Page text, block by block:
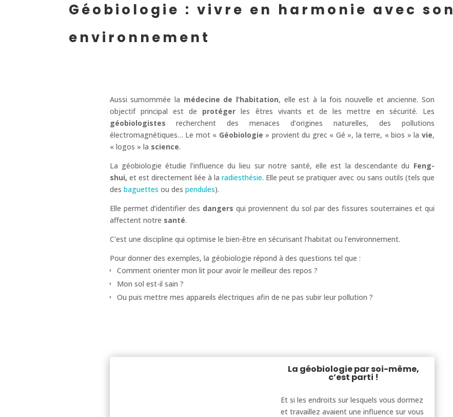
Géobiologie : vivre en harmonie avec son
environnement
Aussi surnommée la médecine de l’habitation, elle est à la fois nouvelle et ancienne. Son
objectif principal est de protéger les êtres vivants et de les mettre en sécurité. Les
géobiologistes recherchent des menaces d’origines naturelles, des pollutions
électromagnétiques… Le mot « Géobiologie » provient du grec « Gé », la terre, « bios » la vie,
« logos » la science.
La géobiologie étudie l’influence du lieu sur notre santé, elle est la descendante du Feng-
shui, et est directement liée à laradiesthésie. Elle peut se pratiquer avec ou sans outils (tels que
des baguettes ou des pendules).
Elle permet d’identifier des dangers qui proviennent du sol par des fissures souterraines et qui
affectent notre santé.
C’est une discipline qui optimise le bien-être en sécurisant l’habitat ou l’environnement.
Pour donner des exemples, la géobiologie répond à des questions tel que :
Comment orienter mon lit pour avoir le meilleur des repos ?
Mon sol est-il sain ?
Ou puis mettre mes appareils électriques afin de ne pas subir leur pollution ?
La géobiologie par soi-même,
c’est parti !
Et si les endroits sur lesquels vous dormez
et travaillez avaient une influence sur vous